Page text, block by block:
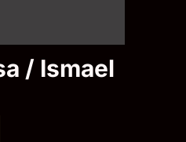
/ Ismael